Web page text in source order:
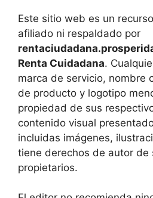
Este sitio web es un
afiliado ni respaldado por
Renta Cuidadana.
marca de servicio, nombre
de producto y logotipo
propiedad de sus
contenido visual
incluidas imágenes,
tiene derechos de autor de
propietarios.